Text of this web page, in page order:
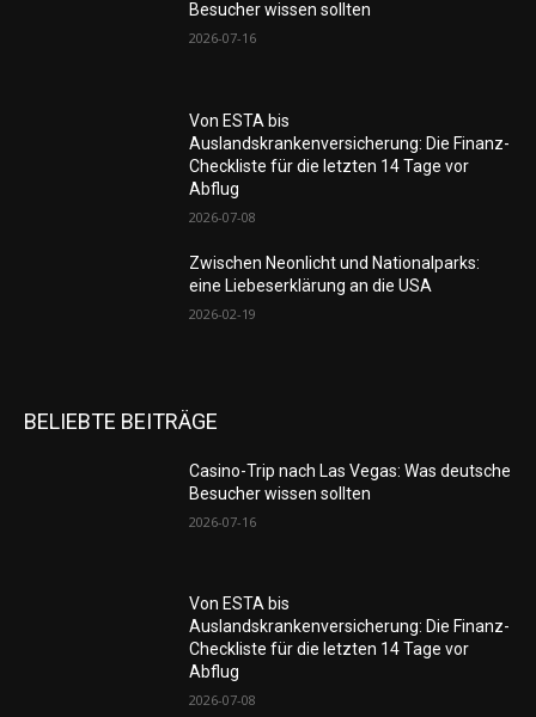
Besucher wissen sollten
2026-07-16
Von ESTA bis
Auslandskrankenversicherung: Die Finanz-
Checkliste für die letzten 14 Tage vor
Abflug
2026-07-08
Zwischen Neonlicht und Nationalparks:
eine Liebeserklärung an die USA
2026-02-19
BELIEBTE BEITRÄGE
Casino-Trip nach Las Vegas: Was deutsche
Besucher wissen sollten
2026-07-16
Von ESTA bis
Auslandskrankenversicherung: Die Finanz-
Checkliste für die letzten 14 Tage vor
Abflug
2026-07-08